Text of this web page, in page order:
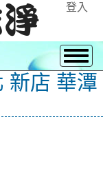
登入
新店 華潭